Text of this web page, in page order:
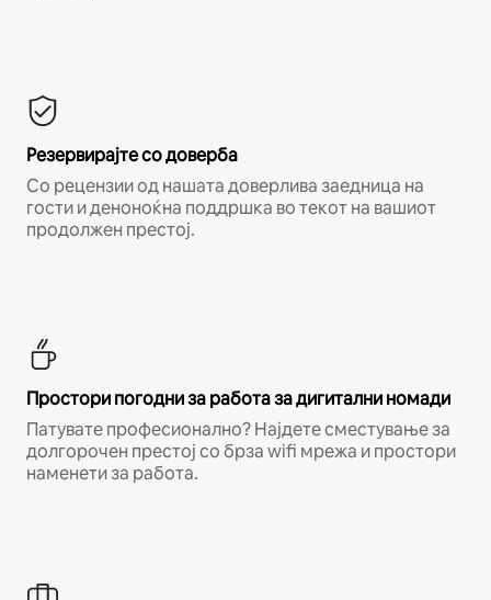
Резервирајте со доверба
Со рецензии од нашата доверлива заедница на
гости и деноноќна поддршка во текот на вашиот
продолжен престој.
Простори погодни за работа за дигитални номади
Патувате професионално? Најдете сместување за
долгорочен престој со брза wifi мрежа и простори
наменети за работа.